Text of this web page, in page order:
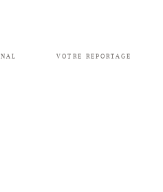
VOTRE REPORTAGE